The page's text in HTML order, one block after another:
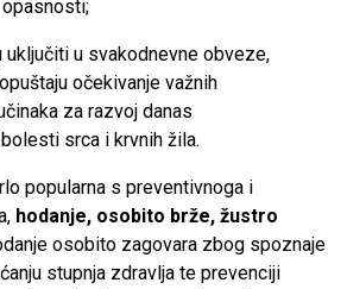
uključiti u svakodnevne obveze,
očekivanje važnih
za razvoj danas
srca i krvnih žila.
popularna s preventivnoga i
hodanje, osobito brže, žustro
osobito zagovara zbog spoznaje
stupnja zdravlja te prevenciji